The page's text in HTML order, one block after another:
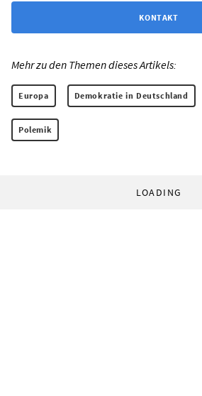
KONTAKT
Mehr zu den Themen dieses Artikels:
Europa Demokratie in Deutschland
Polemik
LOADING